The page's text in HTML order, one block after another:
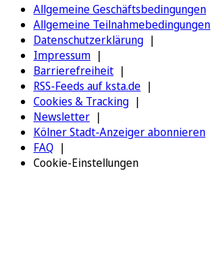
Allgemeine Geschäftsbedingungen
Allgemeine Teilnahmebedingungen
Datenschutzerklärung
Impressum
Barrierefreiheit
RSS-Feeds auf ksta.de
Cookies & Tracking
Newsletter
Kölner Stadt-Anzeiger abonnieren
FAQ
Cookie-Einstellungen